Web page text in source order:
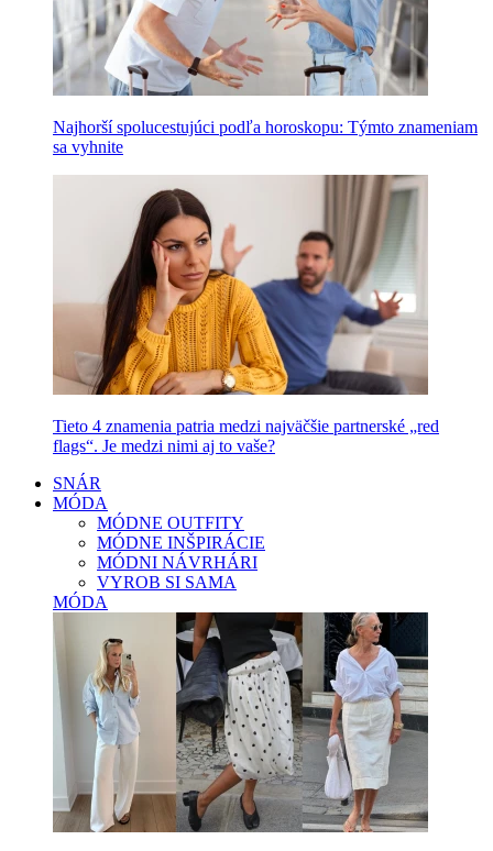
Najhorší spolucestujúci podľa horoskopu: Týmto znameniam
sa vyhnite
Tieto 4 znamenia patria medzi najväčšie partnerské „red
flags“. Je medzi nimi aj to vaše?
SNÁR
MÓDA
MÓDNE OUTFITY
MÓDNE INŠPIRÁCIE
MÓDNI NÁVRHÁRI
VYROB SI SAMA
MÓDA